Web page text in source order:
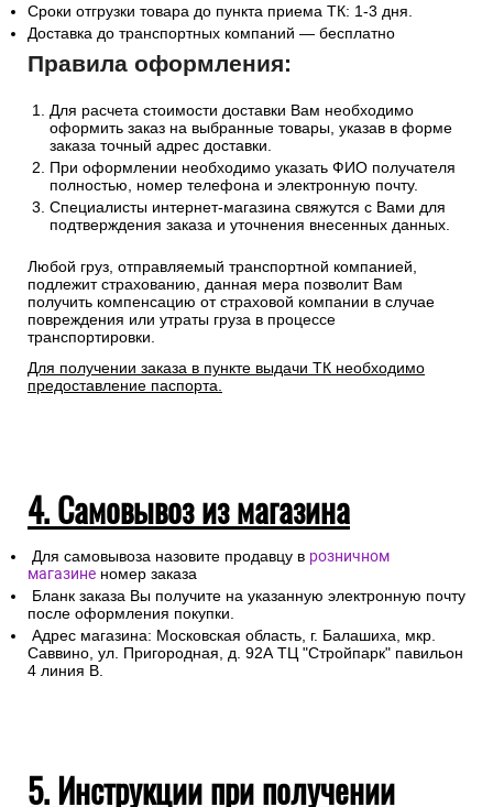
Сроки отгрузки товара до пункта приема ТК: 1-3 дня.
Доставка до транспортных компаний — бесплатно
Правила оформления:
Для расчета стоимости доставки Вам необходимо
оформить заказ на выбранные товары, указав в форме
заказа точный адрес доставки.
При оформлении необходимо указать ФИО получателя
полностью, номер телефона и электронную почту.
Специалисты интернет-магазина свяжутся с Вами для
подтверждения заказа и уточнения внесенных данных.
Любой груз, отправляемый транспортной компанией,
подлежит страхованию, данная мера позволит Вам
получить компенсацию от страховой компании в случае
повреждения или утраты груза в процессе
транспортировки.
Для получении заказа в пункте выдачи ТК необходимо
предоставление паспорта.
4. Самовывоз из магазина
Для самовывоза назовите продавцу в розничном
магазине номер заказа
Бланк заказа Вы получите на указанную электронную почту
после оформления покупки.
Адрес магазина: Московская область, г. Балашиха, мкр.
Саввино, ул. Пригородная, д. 92А ТЦ "Стройпарк" павильон
4 линия В.
5. Инструкции при получении